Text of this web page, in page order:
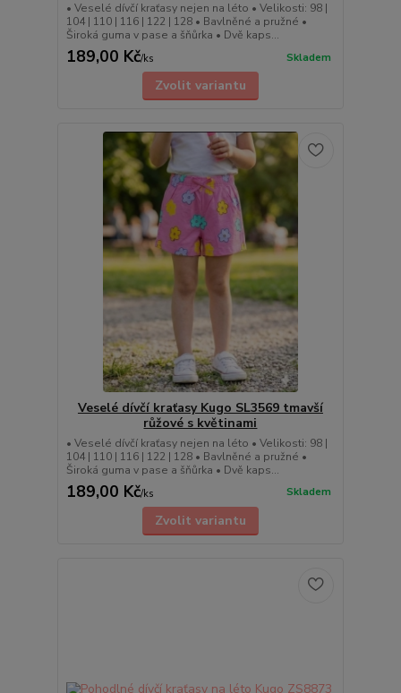
• Veselé dívčí kraťasy nejen na léto • Velikosti: 98 |
104 | 110 | 116 | 122 | 128 • Bavlněné a pružné •
Široká guma v pase a šňůrka • Dvě kaps...
189,00 Kč/ks Skladem
Zvolit variantu
Veselé dívčí kraťasy Kugo SL3569 tmavší
růžové s květinami
• Veselé dívčí kraťasy nejen na léto • Velikosti: 98 |
104 | 110 | 116 | 122 | 128 • Bavlněné a pružné •
Široká guma v pase a šňůrka • Dvě kaps...
189,00 Kč/ks Skladem
Zvolit variantu